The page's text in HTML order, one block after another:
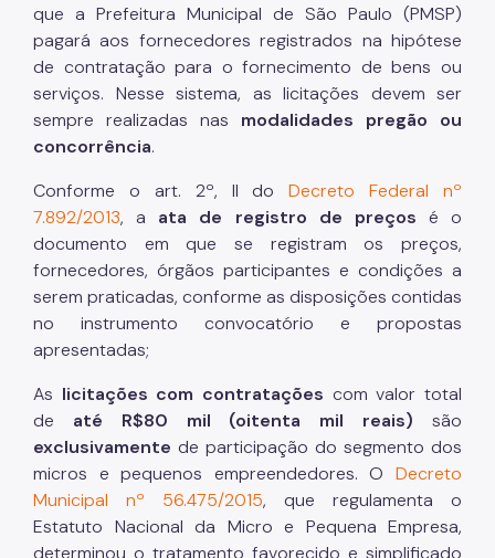
que a Prefeitura Municipal de São Paulo (PMSP)
pagará aos fornecedores registrados na hipótese
de contratação para o fornecimento de bens ou
serviços. Nesse sistema, as licitações devem ser
sempre realizadas nas modalidades pregão ou
concorrência.
Conforme o art. 2º, II doDecreto Federal nº
7.892/2013, a ata de registro de preços é o
documento em que se registram os preços,
fornecedores, órgãos participantes e condições a
serem praticadas, conforme as disposições contidas
no instrumento convocatório e propostas
apresentadas;
As licitações com contratações com valor total
de até R$80 mil (oitenta mil reais)são
exclusivamente de participação do segmento dos
micros e pequenos empreendedores. O Decreto
Municipal nº 56.475/2015, que regulamenta o
Estatuto Nacional da Micro e Pequena Empresa,
determinou o tratamento favorecido e simplificado